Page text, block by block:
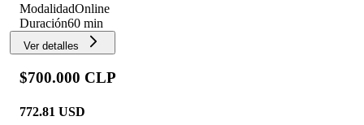
ModalidadOnline
Duración60 min
Ver detalles
$700.000 CLP
772.81 USD